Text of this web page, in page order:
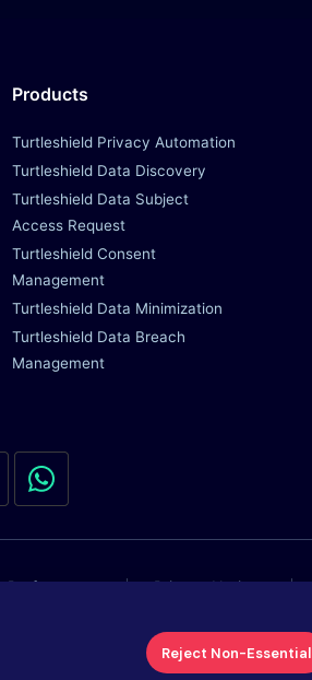
Products
Turtleshield Privacy Automation
Turtleshield Data Discovery
Turtleshield Data Subject
Access Request
Turtleshield Consent
Management
Turtleshield Data Minimization
Turtleshield Data Breach
Management
Preferences Privacy Notice
Reject Non-Essential